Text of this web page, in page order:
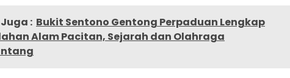
: Bukit Sentono Gentong Perpaduan Lengkap
Alam Pacitan, Sejarah dan Olahraga